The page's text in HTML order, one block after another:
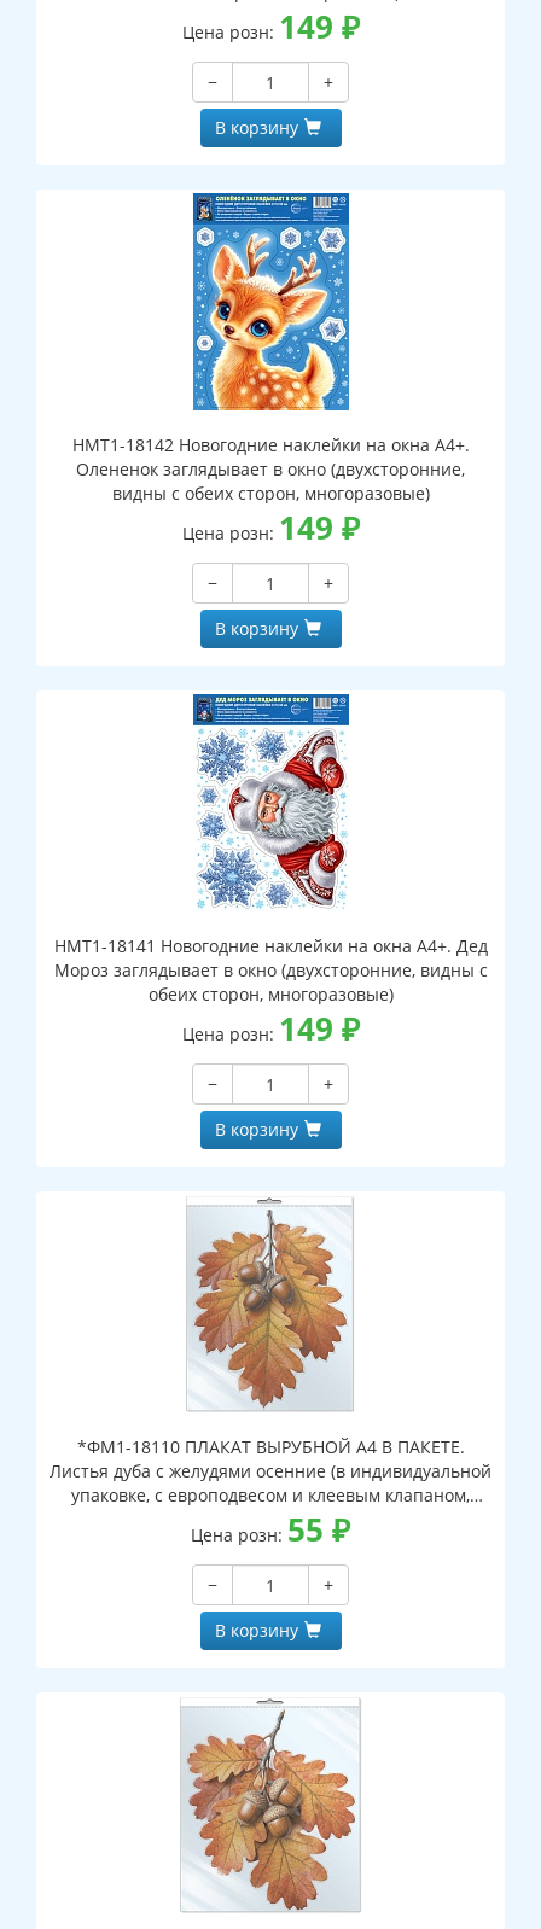
Цена розн: 149 ₽
−
+
В корзину
НМТ1-18142 Новогодние наклейки на окна А4+.
Олененок заглядывает в окно (двухсторонние,
видны с обеих сторон, многоразовые)
Цена розн: 149 ₽
−
+
В корзину
НМТ1-18141 Новогодние наклейки на окна А4+. Дед
Мороз заглядывает в окно (двухсторонние, видны с
обеих сторон, многоразовые)
Цена розн: 149 ₽
−
+
В корзину
*ФМ1-18110 ПЛАКАТ ВЫРУБНОЙ А4 В ПАКЕТЕ.
Листья дуба с желудями осенние (в индивидуальной
упаковке, с европодвесом и клеевым клапаном,
двухсторонний, ВД-лак)
Цена розн: 55 ₽
−
+
В корзину